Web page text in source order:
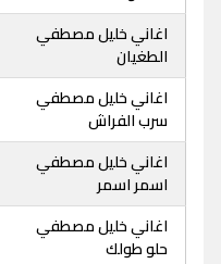
اغاني خليل مصطفي
الطغيان
اغاني خليل مصطفي
سرب الفراش
اغاني خليل مصطفي
اسمر اسمر
اغاني خليل مصطفي
حلو طولك